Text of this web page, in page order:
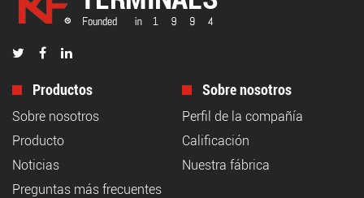
Productos
Sobre nosotros
Producto
Noticias
Preguntas más frecuentes
Sobre nosotros
Perfil de la compañía
Calificación
Nuestra fábrica